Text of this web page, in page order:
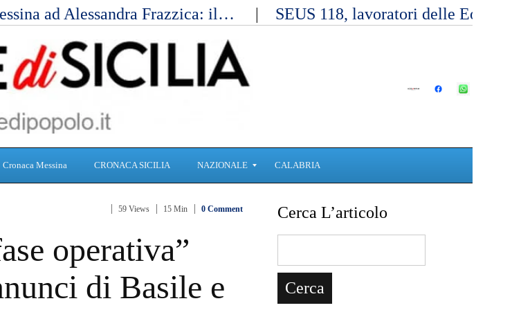
ad Alessandra Frazzica: il… SEUS 118, lavoratori delle
Cronaca Messina CRONACA SICILIA NAZIONALE
c
a
CALABRIA
59 Views 15 Min 0 Comment
operativa”
di Basile e
Cerca L’articolo